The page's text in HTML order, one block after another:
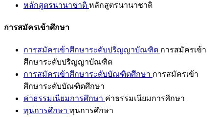
หลักสูตรนานาชาติ หลักสูตรนานาชาติ
การสมัครเข้าศึกษา
การสมัครเข้าศึกษาระดับปริญญาบัณฑิต การสมัครเข้า
ศึกษาระดับปริญญาบัณฑิต
การสมัครเข้าศึกษาระดับบัณฑิตศึกษา การสมัครเข้า
ศึกษาระดับบัณฑิตศึกษา
ค่าธรรมเนียมการศึกษา ค่าธรรมเนียมการศึกษา
ทุนการศึกษา ทุนการศึกษา